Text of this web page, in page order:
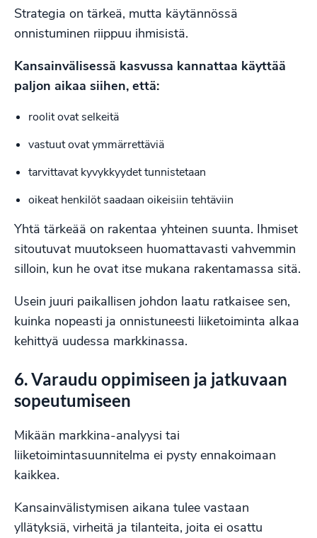
Strategia on tärkeä, mutta käytännössä
onnistuminen riippuu ihmisistä.
Kansainvälisessä kasvussa kannattaa käyttää
paljon aikaa siihen, että:
roolit ovat selkeitä
vastuut ovat ymmärrettäviä
tarvittavat kyvykkyydet tunnistetaan
oikeat henkilöt saadaan oikeisiin tehtäviin
Yhtä tärkeää on rakentaa yhteinen suunta. Ihmiset
sitoutuvat muutokseen huomattavasti vahvemmin
silloin, kun he ovat itse mukana rakentamassa sitä.
Usein juuri paikallisen johdon laatu ratkaisee sen,
kuinka nopeasti ja onnistuneesti liiketoiminta alkaa
kehittyä uudessa markkinassa.
6. Varaudu oppimiseen ja jatkuvaan
sopeutumiseen
Mikään markkina-analyysi tai
liiketoimintasuunnitelma ei pysty ennakoimaan
kaikkea.
Kansainvälistymisen aikana tulee vastaan
yllätyksiä, virheitä ja tilanteita, joita ei osattu